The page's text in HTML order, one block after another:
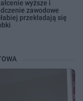
wyższe i
zawodowe
przekładają się